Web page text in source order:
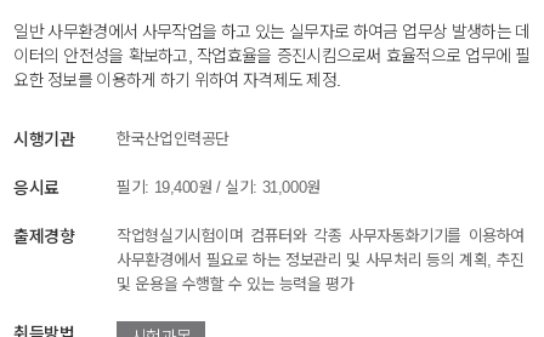
일반 사무환경에서 사무작업을 하고 있는 실무자로 하여금 업무상 발생하는 데
이터의 안전성을 확보하고, 작업효율을 증진시킴으로써 효율적으로 업무에 필
요한 정보를 이용하게 하기 위하여 자격제도 제정.
시행기관 한국산업인력공단
응시료 필기: 19,400원 / 실기: 31,000원
출제경향
작업형실기시험이며 컴퓨터와 각종 사무자동화기기를 이용하여
사무환경에서 필요로 하는 정보관리 및 사무처리 등의 계획, 추진
및 운용을 수행할 수 있는 능력을 평가